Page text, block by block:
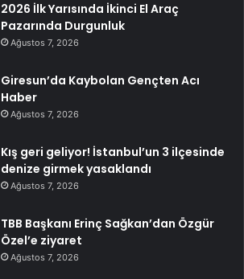
2026 İlk Yarısında İkinci El Araç
Pazarında Durgunluk
Ağustos 7, 2026
Giresun’da Kaybolan Gençten Acı
Haber
Ağustos 7, 2026
Kış geri geliyor! İstanbul’un 3 ilçesinde
denize girmek yasaklandı
Ağustos 7, 2026
TBB Başkanı Erinç Sağkan’dan Özgür
Özel’e ziyaret
Ağustos 7, 2026